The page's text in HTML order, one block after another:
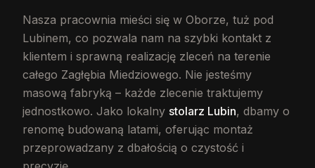
Nasza pracownia mieści się w Oborze, tuż pod
Lubinem, co pozwala nam na szybki kontakt z
klientem i sprawną realizację zleceń na terenie
całego Zagłębia Miedziowego. Nie jesteśmy
masową fabryką – każde zlecenie traktujemy
jednostkowo. Jako lokalny stolarz Lubin, dbamy o
renomę budowaną latami, oferując montaż
przeprowadzany z dbałością o czystość i